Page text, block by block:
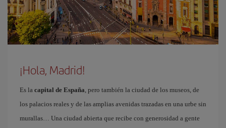
¡Hola, Madrid!
Es la capital de España, pero también la ciudad de los museos, de
los palacios reales y de las amplias avenidas trazadas en una urbe sin
murallas… Una ciudad abierta que recibe con generosidad a gente